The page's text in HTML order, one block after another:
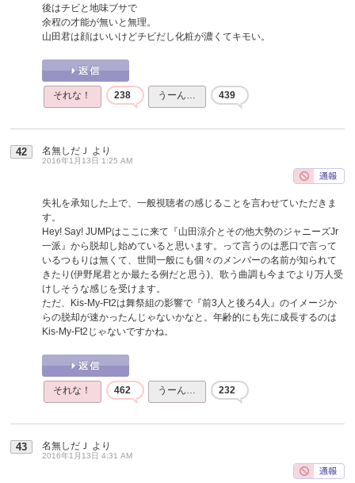
後はチビと地味ブサで
余程の才能が無いと無理。
山田君は顔はいいけどチビだし化粧が濃くてキモい。
それな！ 238 うーん… 439
42 名無しだＪ より
2016年1月13日 1:25 AM
失礼を承知した上で、一般視聴者の感じることを言わせていただきま
す。
Hey! Say! JUMPはここに来て『山田涼介とその他大勢のジャニーズJr
一派』から脱却し始めていると思います。って言うのは悪口で言って
いるつもりは無くて、世間一般にも個々のメンバーの名前が知られて
きたり(伊野尾君とか最たる例だと思う)、歌う曲調も今までより万人受
けしそうな感じを受けます。
ただ、Kis-My-Ft2は舞祭組の影響で『前3人と後ろ4人』のイメージか
らの脱却が速かったんじゃないかなと。年齢的にも先に成長するのは
Kis-My-Ft2じゃないですかね。
それな！ 462 うーん… 232
43 名無しだＪ より
2016年1月13日 4:31 AM